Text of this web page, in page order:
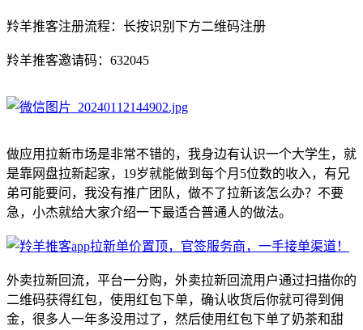
羚羊推客注册流程：长按识别下方二维码注册
羚羊推客邀请码：632045
做应用拉新市场是非常不错的，我身边有认识一个大学生，就
是靠网盘拉新起家，19岁就能做到每个月5位数的收入，有兄
弟可能要问，我没有推广团队，做不了拉新该怎么办？不要
急，小杰就给大家介绍一下最适合普通人的做法。
外卖拉新回流，平台一分购，外卖拉新回流用户通过扫描你的
二维码获得红包，使用红包下单，确认收货后你就可得到佣
金，很多人一年多没用过了，然后使用红包下单了奶茶和甜